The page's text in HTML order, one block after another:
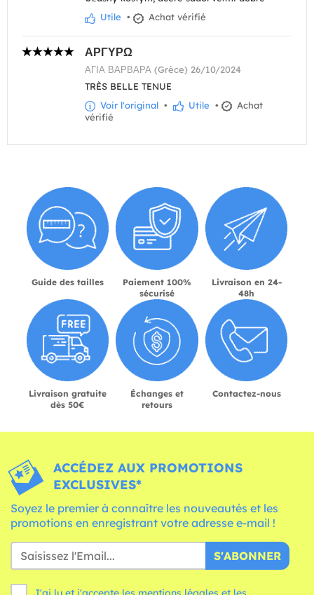
Utile • Achat vérifié
ΑΡΓΥΡΩ
ΑΓΙΑ ΒΑΡΒΑΡΑ (Grèce) 26/10/2024
TRÈS BELLE TENUE
Voir l'original • Utile •
Achat
vérifié
Guide des tailles
Paiement 100%
sécurisé
Livraison en 24-
48h
Livraison gratuite
dès 50€
Échanges et
retours
Contactez-nous
ACCÉDEZ AUX PROMOTIONS
EXCLUSIVES*
Soyez le premier à connaître les nouveautés et les
promotions en enregistrant votre adresse e-mail !
S'ABONNER